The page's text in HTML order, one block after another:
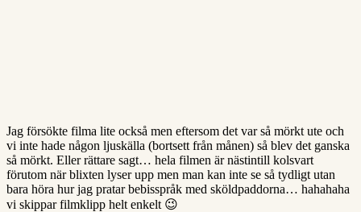
Jag försökte filma lite också men eftersom det var så mörkt ute och
vi inte hade någon ljuskälla (bortsett från månen) så blev det ganska
så mörkt. Eller rättare sagt… hela filmen är nästintill kolsvart
förutom när blixten lyser upp men man kan inte se så tydligt utan
bara höra hur jag pratar bebisspråk med sköldpaddorna… hahahaha
vi skippar filmklipp helt enkelt 😉